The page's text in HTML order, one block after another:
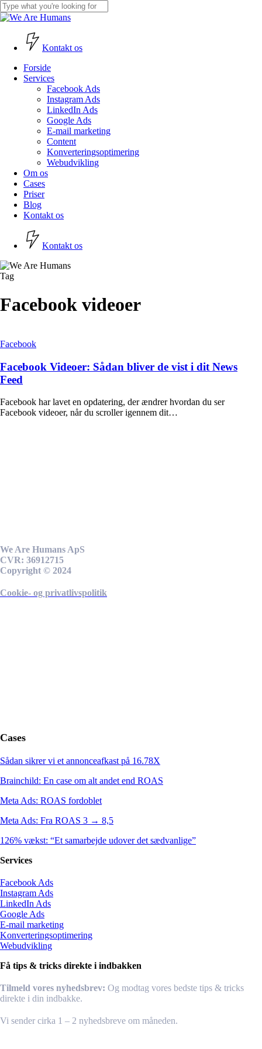
Skip
to
Close
Kontakt os
Menu
Forside
Services
Facebook Ads
Instagram Ads
LinkedIn Ads
Google Ads
E-mail marketing
Content
Konverteringsoptimering
Webudvikling
Om os
Cases
Priser
Blog
Kontakt os
Kontakt os
Tag
Facebook videoer
Facebook
Facebook Videoer: Sådan bliver de vist i dit News
Feed
Facebook har lavet en opdatering, der ændrer hvordan du ser
Facebook videoer, når du scroller igennem dit…
We Are Humans ApS
CVR: 36912715
Copyright © 2024
Cookie- og privatlivspolitik
Cases
Sådan sikrer vi et annonceafkast på 16.78X
Brainchild: En case om alt andet end ROAS
Meta Ads: ROAS fordoblet
Meta Ads: Fra ROAS 3 → 8,5
126% vækst: “Et samarbejde udover det sædvanlige”
Services
Facebook Ads
Instagram Ads
LinkedIn Ads
Google Ads
E-mail marketing
Konverteringsoptimering
Webudvikling
Få tips & tricks direkte i indbakken
Tilmeld vores nyhedsbrev: Og modtag vores bedste tips & tricks
direkte i din indbakke.
Vi sender cirka 1 – 2 nyhedsbreve om måneden.